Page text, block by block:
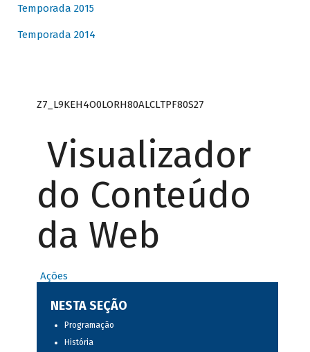
Temporada 2015
Temporada 2014
Z7_L9KEH4O0LORH80ALCLTPF80S27
Visualizador
do Conteúdo
da Web
Ações
NESTA SEÇÃO
Programação
História